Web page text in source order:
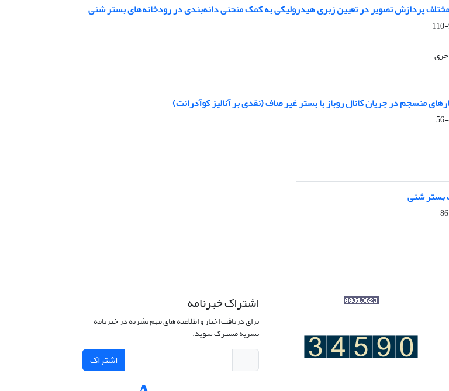
پردازش تصویر در تعیین زبری هیدرولیکی به کمک منحنی دانه‌بندی در رودخانه‌های بستر شنی
منسجم در جریان کانال روباز با بستر غیر صاف (نقدی بر آنالیز کوآدرانت)
بستر شنی
اشتراک خبرنامه
برای دریافت اخبار و اطلاعیه های مهم نشریه در خبرنامه
نشریه مشترک شوید.
اشتراک